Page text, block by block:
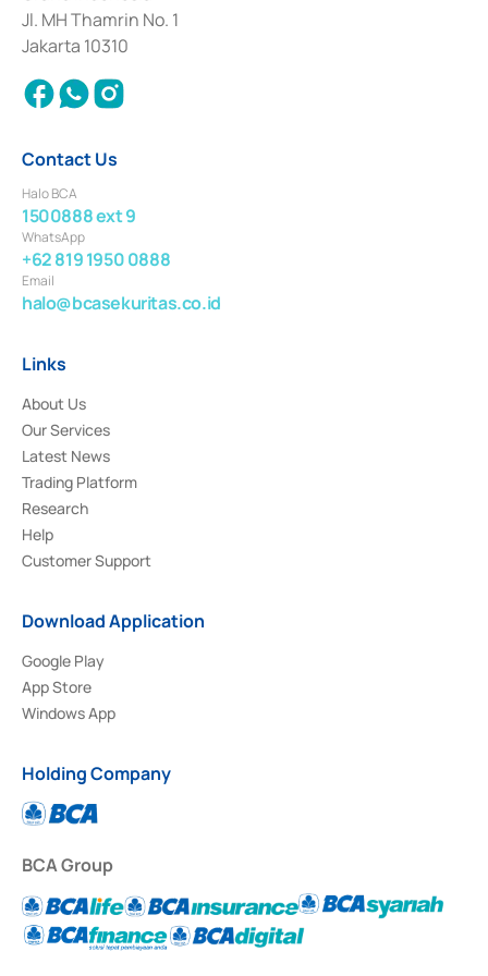
Institution for the Issuance, Transaction, and Administration and
Settlement of Commercial Paper Transactions whose license was issued in
2018.
Jl. MH Thamrin No. 1
Jakarta 10310
Contact Us
Halo BCA
1500888 ext 9
WhatsApp
+62 819 1950 0888
Email
halo@bcasekuritas.co.id
Links
About Us
Our Services
Latest News
Trading Platform
Research
Help
Customer Support
Download Application
Google Play
App Store
Windows App
Holding Company
BCA Group